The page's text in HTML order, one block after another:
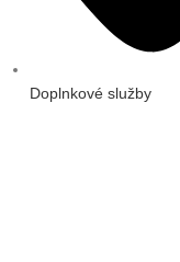
Doplnkové služby